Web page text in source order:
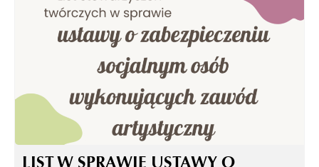
LIST W SPRAWIE USTAWY O